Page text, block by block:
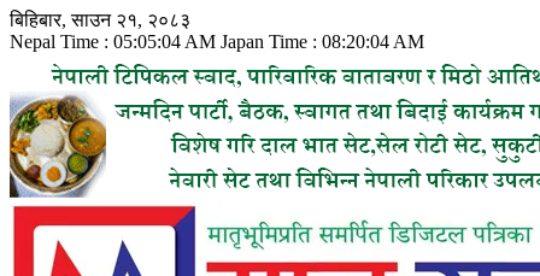
Skip
to
content
बिहिबार, साउन २१, २०८३
Nepal Time : 05:05:06 AM Japan Time : 08:20:06 AM